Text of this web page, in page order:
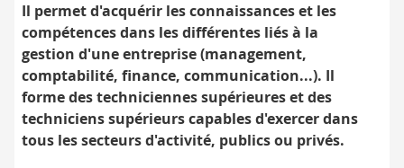
Il permet d'acquérir les connaissances et les
compétences dans les différentes liés à la
gestion d'une entreprise (management,
comptabilité, finance, communication...). Il
forme des techniciennes supérieures et des
techniciens supérieurs capables d'exercer dans
tous les secteurs d'activité, publics ou privés.